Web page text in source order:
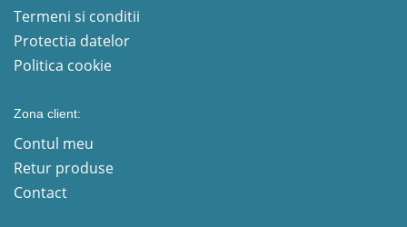
Termeni si conditii
Protectia datelor
Politica cookie
Zona client:
Contul meu
Retur produse
Contact